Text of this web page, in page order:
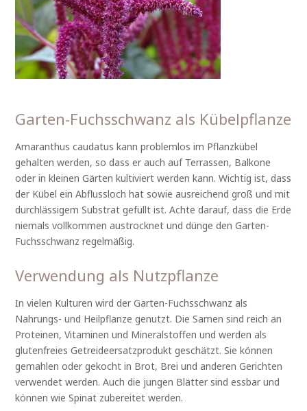
Garten-Fuchsschwanz als Kübelpflanze
Amaranthus caudatus kann problemlos im Pflanzkübel
gehalten werden, so dass er auch auf Terrassen, Balkone
oder in kleinen Gärten kultiviert werden kann. Wichtig ist, dass
der Kübel ein Abflussloch hat sowie ausreichend groß und mit
durchlässigem Substrat gefüllt ist. Achte darauf, dass die Erde
niemals vollkommen austrocknet und dünge den Garten-
Fuchsschwanz regelmäßig.
Verwendung als Nutzpflanze
In vielen Kulturen wird der Garten-Fuchsschwanz als
Nahrungs- und Heilpflanze genutzt. Die Samen sind reich an
Proteinen, Vitaminen und Mineralstoffen und werden als
glutenfreies Getreideersatzprodukt geschätzt. Sie können
gemahlen oder gekocht in Brot, Brei und anderen Gerichten
verwendet werden. Auch die jungen Blätter sind essbar und
können wie Spinat zubereitet werden.